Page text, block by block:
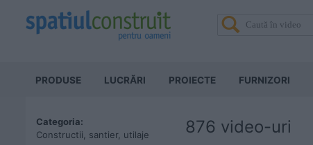
PRODUSE LUCRĂRI PROIECTE FURNIZORI
Categoria:
Constructii, santier, utilaje
876 video-uri